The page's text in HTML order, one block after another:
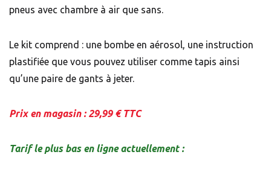
pneus avec chambre à air que sans.
Le kit comprend : une bombe en aérosol, une instruction
plastifiée que vous pouvez utiliser comme tapis ainsi
qu’une paire de gants à jeter.
Prix en magasin : 29,99 € TTC
Tarif le plus bas en ligne actuellement :